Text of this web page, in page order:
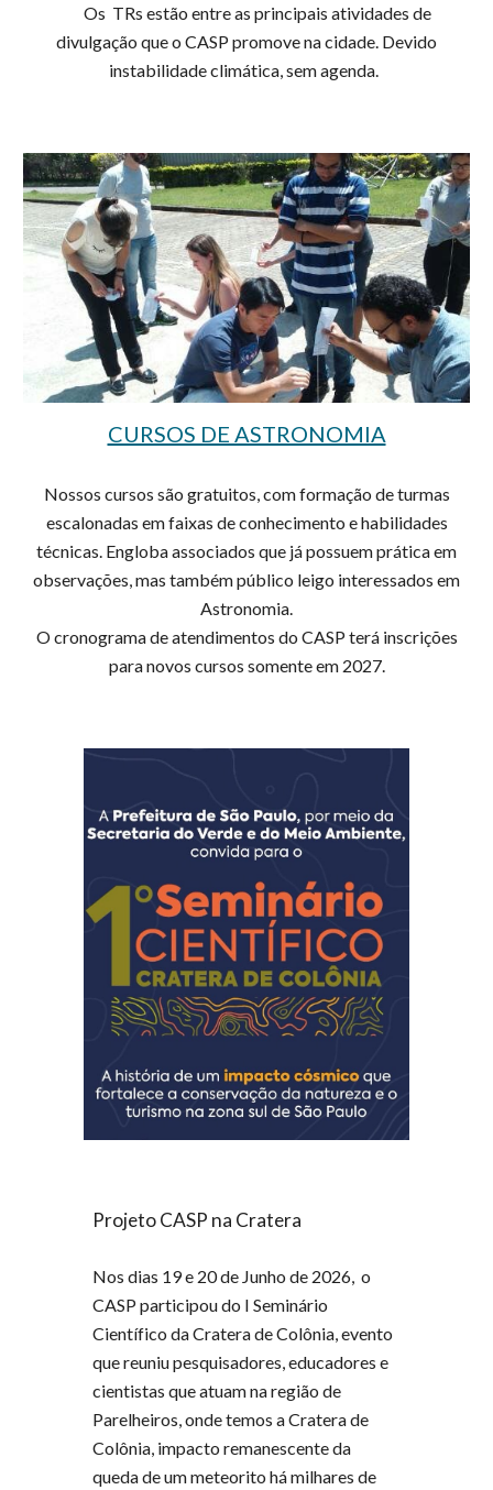
Os TRs estão entre as principais atividades de
divulgação que o CASP promove na cidade. Devido
instabilidade climática, sem agenda.
CURSOS DE ASTRONOMIA
Nossos cursos são gratuitos, com formação de turmas
escalonadas em faixas de conhecimento e habilidades
técnicas. Englobaassociados que já possuem prática em
observações, mas também público leigo interessados em
Astronomia.
O cronograma de atendimentos do CASP terá inscrições
para novos cursos somente em 2027.
Projeto CASP na Cratera
Nos dias 19 e 20 de Junho de 2026, o
CASP participou do I Seminário
Científico da Cratera de Colônia, evento
que reuniu pesquisadores, educadores e
cientistas que atuam na região de
Parelheiros, onde temos a Cratera de
Colônia, impacto remanescente da
queda de um meteorito há milhares de